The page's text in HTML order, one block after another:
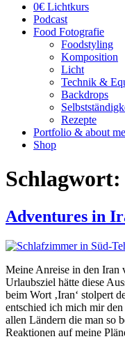
0€ Lichtkurs
Podcast
Food Fotografie
Foodstyling
Komposition
Licht
Technik &
Backdrops
Rezepte
Portfolio & about me
Shop
Schlagwort:
Adventures in
Meine Anreise in den Iran
Urlaubsziel hätte diese
beim Wort ‚Iran‘ stolpert
entschied ich mich mir
allen Ländern die man so
Reaktionen auf meine